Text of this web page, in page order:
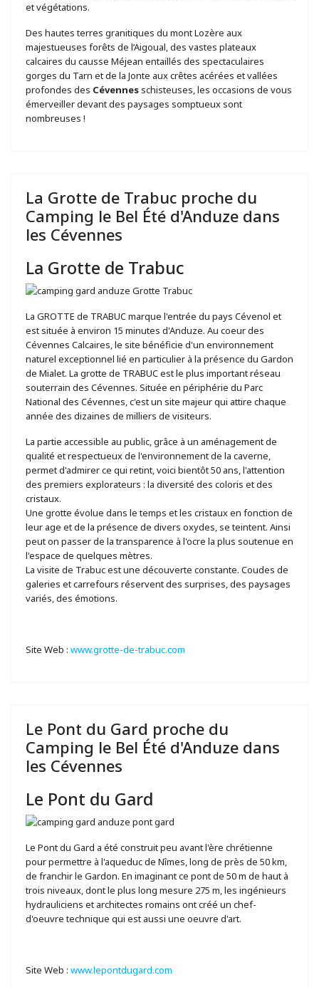
et végétations.
Des hautes terres granitiques du mont Lozère aux
majestueuses forêts de l’Aigoual, des vastes plateaux
calcaires du causse Méjean entaillés des spectaculaires
gorges du Tarn et de la Jonte aux crêtes acérées et vallées
profondes des Cévennesschisteuses, les occasions de vous
émerveiller devant des paysages somptueux sont
nombreuses !
La Grotte de Trabuc proche du
Camping le Bel Été d'Anduze dans
les Cévennes
La Grotte de Trabuc
La GROTTE de TRABUC marque l'entrée du pays Cévenol et
est située à environ 15 minutes d'Anduze. Au coeur des
Cévennes Calcaires, le site bénéficie d'un environnement
naturel exceptionnel lié en particulier à la présence du Gardon
de Mialet. La grotte de TRABUC est le plus important réseau
souterrain des Cévennes. Située en périphérie du Parc
National des Cévennes, c'est un site majeur qui attire chaque
année des dizaines de milliers de visiteurs.
La partie accessible au public, grâce à un aménagement de
qualité et respectueux de l'environnement de la caverne,
permet d'admirer ce qui retint, voici bientôt 50 ans, l'attention
des premiers explorateurs : la diversité des coloris et des
cristaux.
Une grotte évolue dans le temps et les cristaux en fonction de
leur age et de la présence de divers oxydes, se teintent. Ainsi
peut on passer de la transparence à l'ocre la plus soutenue en
l'espace de quelques mètres.
La visite de Trabuc est une découverte constante. Coudes de
galeries et carrefours réservent des surprises, des paysages
variés, des émotions.
Site Web : www.grotte-de-trabuc.com
Le Pont du Gard proche du
Camping le Bel Été d'Anduze dans
les Cévennes
Le Pont du Gard
Le Pont du Gard a été construit peu avant l'ère chrétienne
pour permettre à l'aqueduc de Nîmes, long de près de 50 km,
de franchir le Gardon. En imaginant ce pont de 50 m de haut à
trois niveaux, dont le plus long mesure 275 m, les ingénieurs
hydrauliciens et architectes romains ont créé un chef-
d'oeuvre technique qui est aussi une oeuvre d'art.
Site Web : www.lepontdugard.com